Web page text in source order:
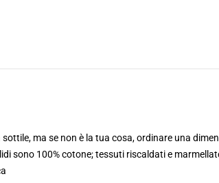
ma se non è la tua cosa, ordinare una
sono 100% cotone; tessuti riscaldati e